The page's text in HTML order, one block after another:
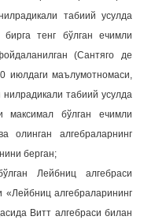
табиий усулда
тенг бўлган ечимли
(Сантяго де
июлдаги маълумотномаси,
табиий усулда
максимал бўлган ечимли
олинган алгебраларнинг
берган;
Лейбниц алгебраси
алгебраларининг
Витт алгебраси билан